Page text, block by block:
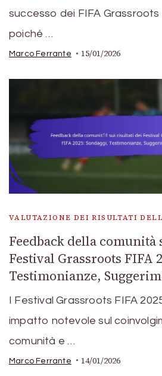
successo dei FIFA Grassroots
poiché …
Marco Ferrante 15/01/2026
VALUTAZIONE DEI RISULTATI
Feedback della
Festival Grassroots FIFA
Testimonianze,
I Festival Grassroots FIFA
impatto notevole sul
comunità e …
Marco Ferrante 14/01/2026